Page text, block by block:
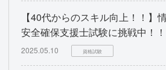
【40代からのスキル向上！！】
安全確保支援士試験に挑戦中！！
2025.05.10 資格試験